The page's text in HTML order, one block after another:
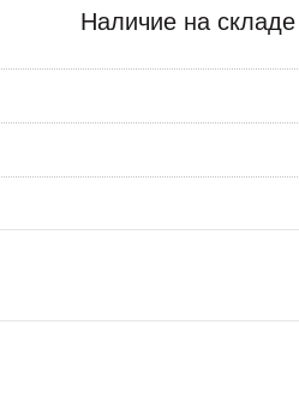
Наличие на складе